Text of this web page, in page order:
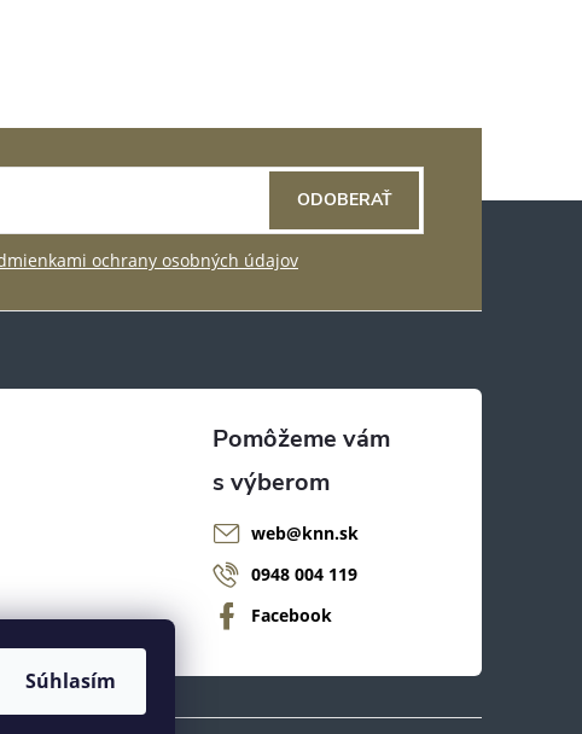
Súhlasím
ochrany osobných údajov
ODOBERAŤ
web@knn.sk
0948 004 119
Facebook